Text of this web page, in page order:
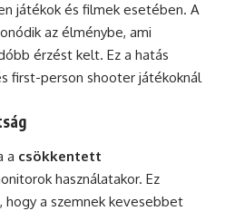
játékok és filmek esetében. A
az élménybe, ami
érzést kelt. Ez a hatás
first-person shooter játékoknál
a csökkentett
használatakor. Ez
hogy a szemnek kevesebbet